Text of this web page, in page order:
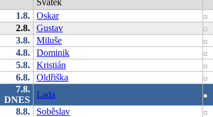
1.8. Oskar
2.8. Gustav
3.8. Miluše
4.8. Dominik
5.8. Kristián
6.8. Oldřiška
7.8.
DNES
Lada
8.8. Soběslav